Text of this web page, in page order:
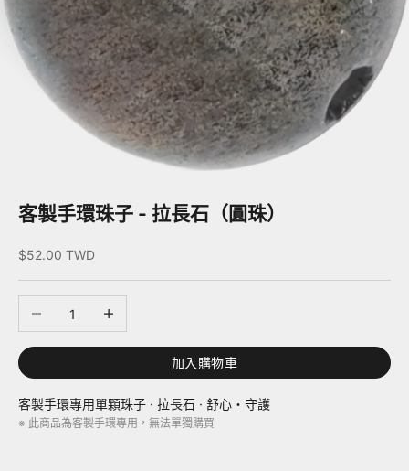
客製手環珠子 - 拉長石（圓珠）
促銷價
$52.00 TWD
增加數量
加入購物車
客製手環專用單顆珠子 · 拉長石 · 舒心・守護
※ 此商品為客製手環專用，無法單獨購買